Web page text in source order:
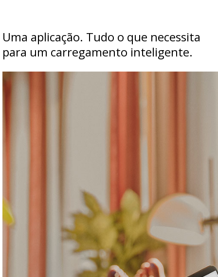
Uma aplicação. Tudo o que necessita
para um carregamento inteligente.